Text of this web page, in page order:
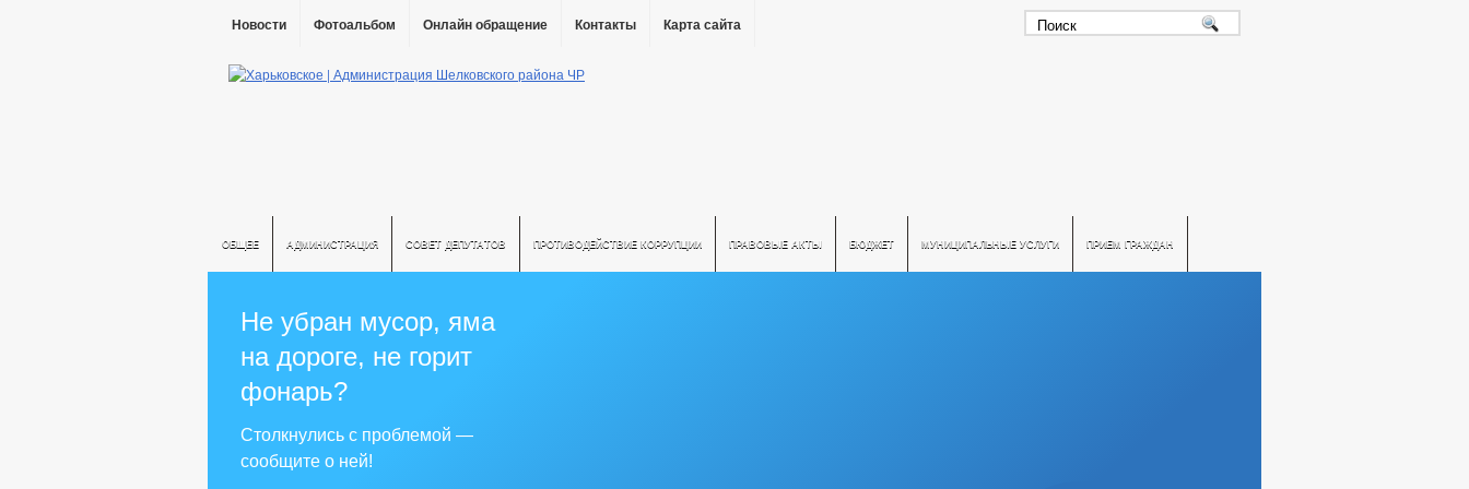
Новости Фотоальбом Онлайн обращение Контакты Карта сайта
ОБЩЕЕ АДМИНИСТРАЦИЯ СОВЕТ ДЕПУТАТОВ ПРОТИВОДЕЙСТВИЕ КОРРУПЦИИ ПРАВОВЫЕ АКТЫ БЮДЖЕТ МУНИЦИПАЛЬНЫЕ УСЛУГИ ПРИЕМ ГРАЖДАН
Не убран мусор, яма
на дороге, не горит
фонарь?
Столкнулись с проблемой —
сообщите о ней!